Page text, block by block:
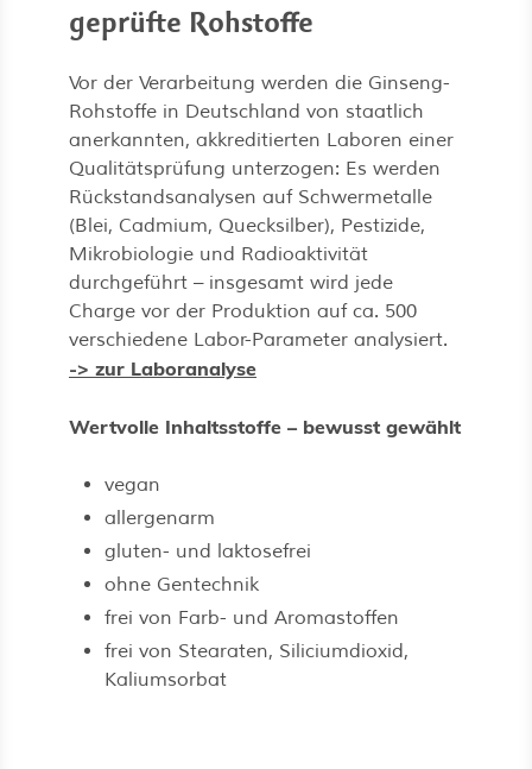
geprüfte Rohstoffe
Vor der Verarbeitung werden die Ginseng-
Rohstoffe in Deutschland von staatlich
anerkannten, akkreditierten Laboren einer
Qualitätsprüfung unterzogen: Es werden
Rückstandsanalysen auf Schwermetalle
(Blei, Cadmium, Quecksilber), Pestizide,
Mikrobiologie und Radioaktivität
durchgeführt – insgesamt wird jede
Charge vor der Produktion auf ca. 500
verschiedene Labor-Parameter analysiert.
-> zur Laboranalyse
Wertvolle Inhaltsstoffe – bewusst gewählt
vegan
allergenarm
gluten- und laktosefrei
ohne Gentechnik
frei von Farb- und Aromastoffen
frei von Stearaten, Siliciumdioxid,
Kaliumsorbat